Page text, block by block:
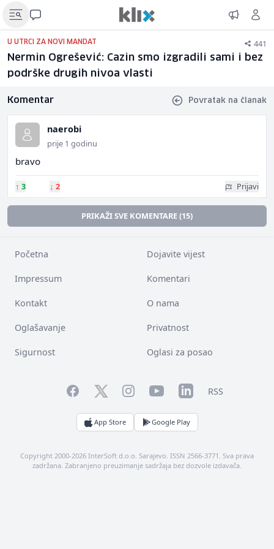
U UTRCI ZA NOVI MANDAT 441
Nermin Ogrešević: Cazin smo izgradili sami i bez
podrške drugih nivoa vlasti
Komentar Povratak na članak
naerobi
prije 1 godinu
bravo
↑ 3 ↓ 2 Prijavi
PRIKAŽI SVE KOMENTARE (15)
Početna Dojavite vijest
Impressum Komentari
Kontakt O nama
Oglašavanje Privatnost
Sigurnost Oglasi za posao
FacebookTwitterInstagramYouTubeLinkedInRSS
App Store Google Play
Copyright 2000-2026 InterSoft d.o.o. Sarajevo. ISSN 2566-3771. Sva prava
zadržana. Zabranjeno preuzimanje sadržaja bez dozvole izdavača.